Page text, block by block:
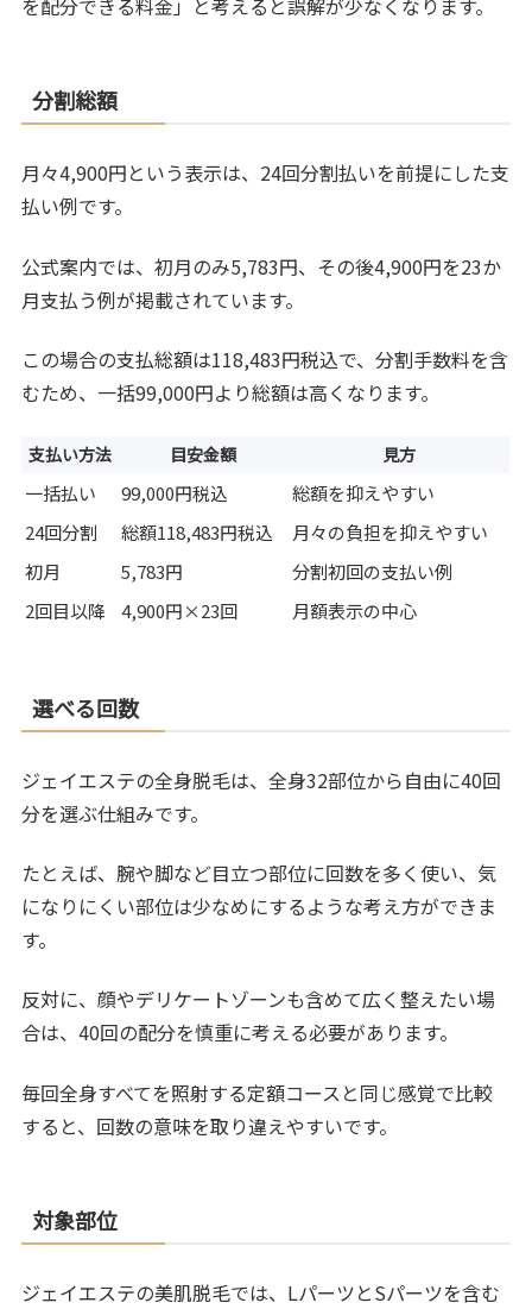
を配分できる料金」と考えると誤解が少なくなります。
分割総額
月々4,900円という表示は、24回分割払いを前提にした支
払い例です。
公式案内では、初月のみ5,783円、その後4,900円を23か
月支払う例が掲載されています。
この場合の支払総額は118,483円税込で、分割手数料を含
むため、一括99,000円より総額は高くなります。
支払い方法 目安金額 見方
一括払い 99,000円税込
総額を抑えやすい
24回分割
総額118,483円税込
月々の負担を抑えやすい
初月
5,783円
分割初回の支払い例
2回目以降
4,900円×23回 月額表示の中心
選べる回数
ジェイエステの全身脱毛は、全身32部位から自由に40回
分を選ぶ仕組みです。
たとえば、腕や脚など目立つ部位に回数を多く使い、気
になりにくい部位は少なめにするような考え方ができま
す。
反対に、顔やデリケートゾーンも含めて広く整えたい場
合は、40回の配分を慎重に考える必要があります。
毎回全身すべてを照射する定額コースと同じ感覚で比較
すると、回数の意味を取り違えやすいです。
対象部位
ジェイエステの美肌脱毛では、LパーツとSパーツを含む